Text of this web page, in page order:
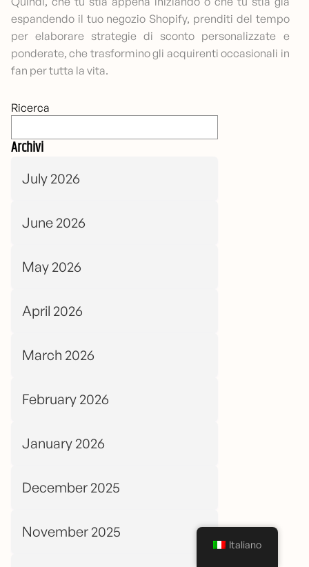
Ricerca
Archivi
July 2026
June 2026
May 2026
April 2026
March 2026
February 2026
January 2026
December 2025
November 2025
espandendo il tuo negozio Shopify, prenditi del tempo
per elaborare strategie di sconto personalizzate e
ponderate, che trasformino gli acquirenti occasionali in
fan per tutta la vita.
Italiano